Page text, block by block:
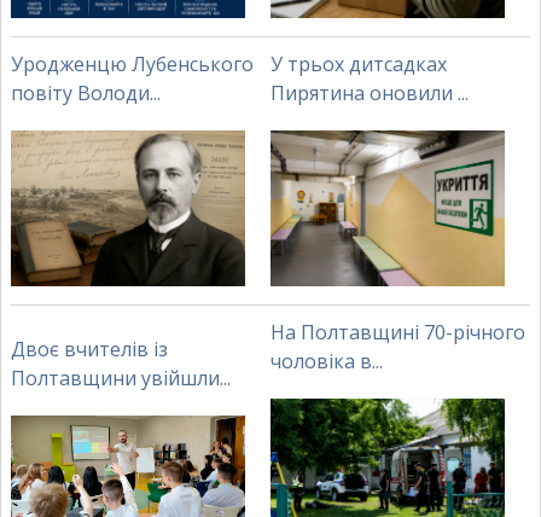
Уродженцю Лубенського
повіту Володи...
У трьох дитсадках
Пирятина оновили ...
Двоє вчителів із
Полтавщини увійшли...
На Полтавщині 70-річного
чоловіка в...